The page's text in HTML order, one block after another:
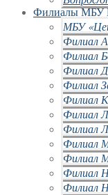
Филиалы
МБУ
Филиал
Филиал
Филиал
Филиал
Филиал
Филиал
Филиал
Филиал
Филиал
Филиал
Филиал